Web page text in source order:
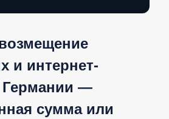
и интернет-
Германии —
сумма или